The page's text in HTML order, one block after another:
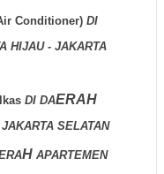
Conditioner) DI
HIJAU - JAKARTA
DI DAERAH
SELATAN
H APARTEMEN